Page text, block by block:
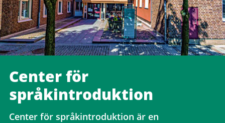
Center för
språkintroduktion
Center för språkintroduktion är en